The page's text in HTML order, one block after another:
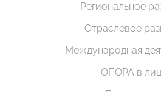
Региональное
Отраслевое
Международная
ОПОРА в